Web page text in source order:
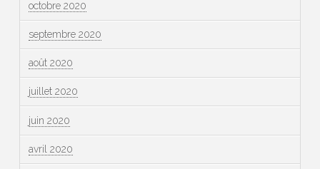
octobre 2020
septembre 2020
août 2020
juillet 2020
juin 2020
avril 2020